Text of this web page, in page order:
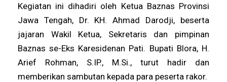
Kegiatan ini dihadiri oleh Ketua Baznas Provinsi
Jawa Tengah, Dr. KH. Ahmad Darodji, beserta
jajaran Wakil Ketua, Sekretaris dan pimpinan
Baznas se-Eks Karesidenan Pati. Bupati Blora, H.
Arief Rohman, S.IP., M.Si., turut hadir dan
memberikan sambutan kepada para peserta rakor.